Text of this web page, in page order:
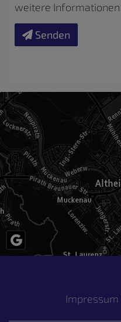
weitere Informationen
Senden
Impressum